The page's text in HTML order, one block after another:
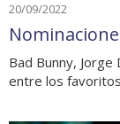
20/09/2022
Bad Bunny, Jorge
entre los